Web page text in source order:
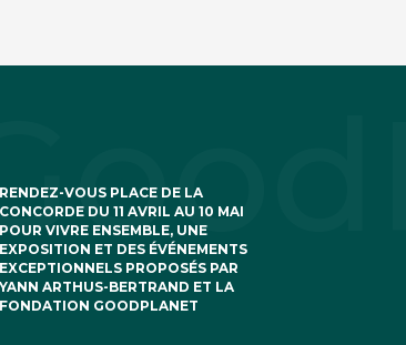
RENDEZ-VOUS PLACE DE LA
CONCORDE DU 11 AVRIL AU 10 MAI
POUR VIVRE ENSEMBLE, UNE
EXPOSITION ET DES ÉVÉNEMENTS
EXCEPTIONNELS PROPOSÉS PAR
YANN ARTHUS-BERTRAND ET LA
FONDATION GOODPLANET